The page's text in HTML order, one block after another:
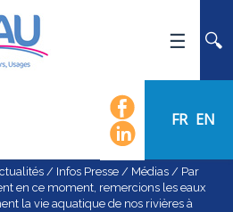
FR EN
/ Infos Presse / Médias / Par
en ce moment, remercions les eaux
la vie aquatique de nos rivières à